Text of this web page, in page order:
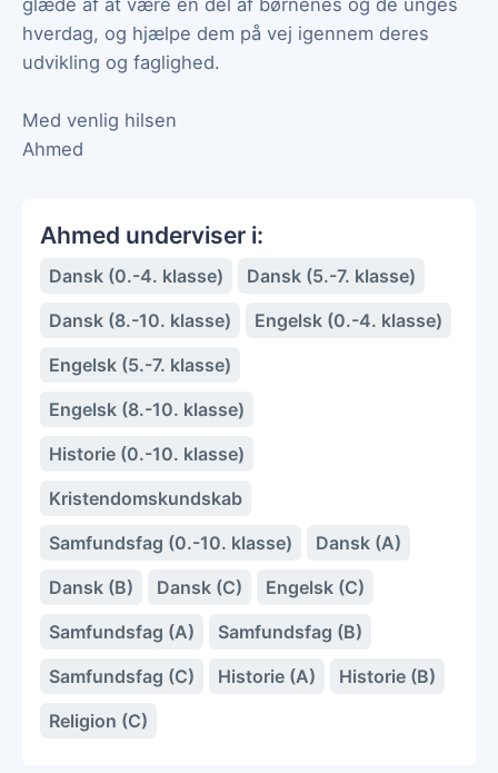
hverdag, og hjælpe dem på vej igennem deres
udvikling og faglighed.
Med venlig hilsen
Ahmed
Ahmed underviser i:
Dansk (0.-4. klasse)
Dansk (5.-7. klasse)
Dansk (8.-10. klasse)
Engelsk (0.-4. klasse)
Engelsk (5.-7. klasse)
Engelsk (8.-10. klasse)
Historie (0.-10. klasse)
Kristendomskundskab
Samfundsfag (0.-10. klasse)
Dansk (A)
Dansk (B)
Dansk (C)
Engelsk (C)
Samfundsfag (A)
Samfundsfag (B)
Samfundsfag (C)
Historie (A)
Historie (B)
Religion (C)